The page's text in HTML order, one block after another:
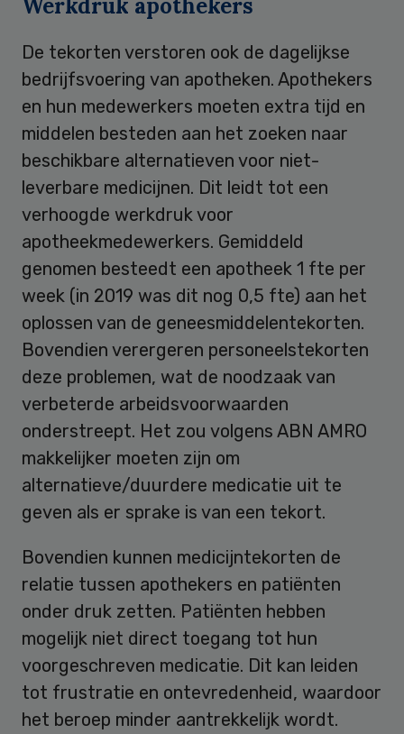
De tekorten verstoren ook de dagelijkse
bedrijfsvoering van apotheken. Apothekers
en hun medewerkers moeten extra tijd en
middelen besteden aan het zoeken naar
beschikbare alternatieven voor niet-
leverbare medicijnen. Dit leidt tot een
verhoogde werkdruk voor
apotheekmedewerkers. Gemiddeld
genomen besteedt een apotheek 1 fte per
week (in 2019 was dit nog 0,5 fte) aan het
oplossen van de geneesmiddelentekorten.
Bovendien verergeren personeelstekorten
deze problemen, wat de noodzaak van
verbeterde arbeidsvoorwaarden
onderstreept. Het zou volgens ABN AMRO
makkelijker moeten zijn om
alternatieve/duurdere medicatie uit te
geven als er sprake is van een tekort.
Bovendien kunnen medicijntekorten de
relatie tussen apothekers en patiënten
onder druk zetten. Patiënten hebben
mogelijk niet direct toegang tot hun
voorgeschreven medicatie. Dit kan leiden
tot frustratie en ontevredenheid, waardoor
het beroep minder aantrekkelijk wordt.